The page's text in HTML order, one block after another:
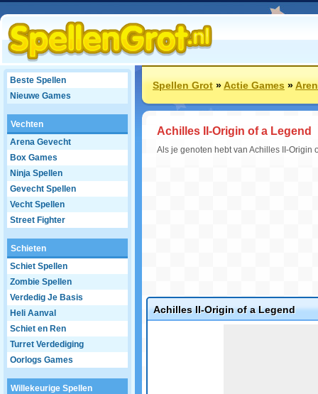
Beste Spellen
Nieuwe Games
Vechten
Arena Gevecht
Box Games
Ninja Spellen
Gevecht Spellen
Vecht Spellen
Street Fighter
Schieten
Schiet Spellen
Zombie Spellen
Verdedig Je Basis
Heli Aanval
Schiet en Ren
Turret Verdediging
Oorlogs Games
Willekeurige Spellen
Spellen Grot»Actie Games»
Achilles II-Origin of a Legend
Als je genoten hebt van Achilles II-
Achilles II-Origin of a Legend